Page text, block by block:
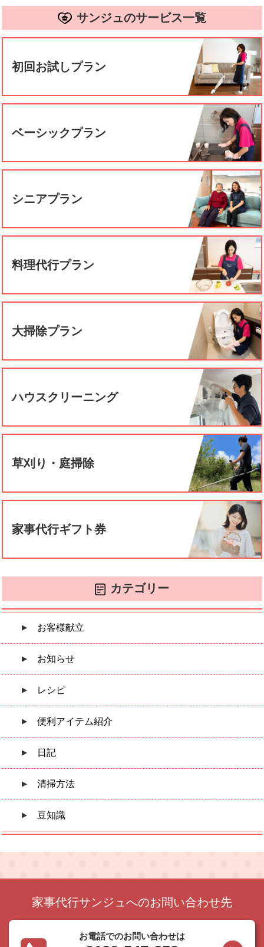
サンジュのサービス一覧
初回お試しプラン
ベーシックプラン
シニアプラン
料理代行プラン
大掃除プラン
ハウスクリーニング
草刈り・庭掃除
家事代行ギフト券
カテゴリー
お客様献立
お知らせ
レシピ
便利アイテム紹介
日記
清掃方法
豆知識
家事代行サンジュへのお問い合わせ先
お電話でのお問い合わせは